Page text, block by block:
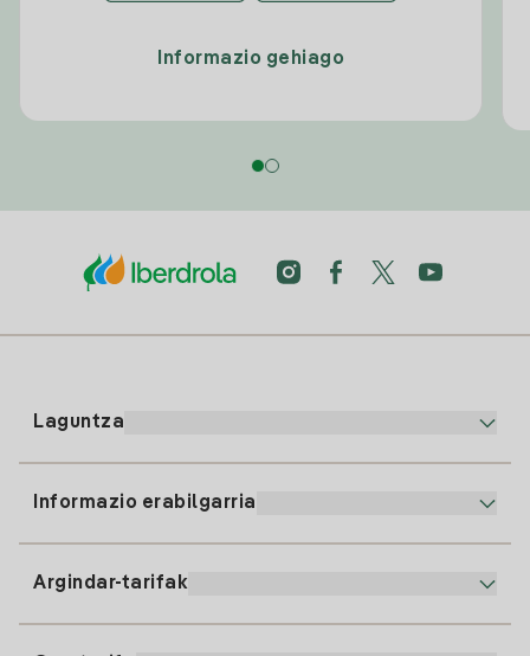
Informazio gehiago
Laguntza
Informazio erabilgarria
Argindar-tarifak